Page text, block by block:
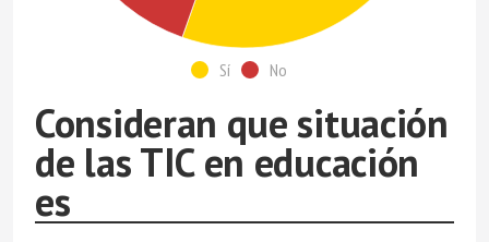
Sí No
Consideran que situación
de las TIC en educación
es